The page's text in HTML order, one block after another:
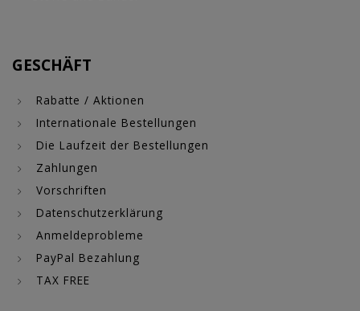
GESCHÄFT
Rabatte / Aktionen
Internationale Bestellungen
Die Laufzeit der Bestellungen
Zahlungen
Vorschriften
Datenschutzerklärung
Anmeldeprobleme
PayPal Bezahlung
TAX FREE